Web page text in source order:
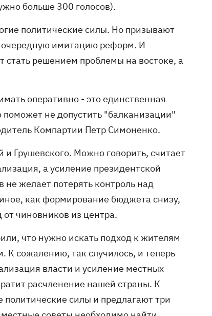
больше 300 голосов).
политические силы. Но призывают
очередную имитацию реформ. И
решением проблемы на востоке, а
оперативно - это единственная
не допустить "балканизации"
Компартии Петр Симоненко.
и Грушевского. Можно говорить, считает
а усиление президентской
не желает потерять контроль над
как формирование бюджета снизу,
чиновников из центра.
что нужно искать подход к жителям
К сожалению, так случилось, и теперь
власти и усиление местных
расчленение нашей страны. К
силы и предлагают три